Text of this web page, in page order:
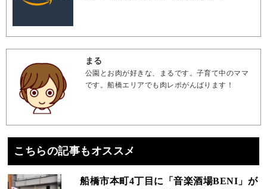
まる
公園とお肉が好きな、まるです。子育て中のママ
です。船橋エリアでも肉レポがんばります！
こちらの記事もオススメ
船橋市本町4丁目に「音楽酒場BENI」が